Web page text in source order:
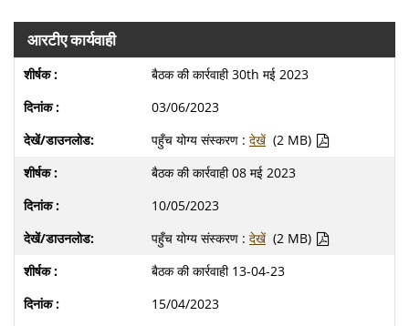
आरटीए कार्यवाही
बैठक की कार्रवाही 30th मई 2023
03/06/2023
पहुँच योग्य संस्करण : देखें (2 MB)
बैठक की कार्रवाही 08 मई 2023
10/05/2023
पहुँच योग्य संस्करण : देखें (2 MB)
बैठक की कार्रवाही 13-04-23
15/04/2023